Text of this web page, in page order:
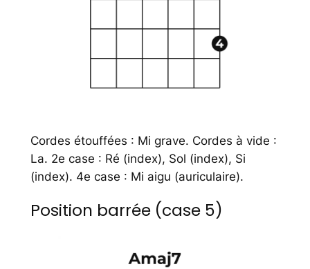
Cordes étouffées : Mi grave. Cordes à vide :
La. 2e case : Ré (index), Sol (index), Si
(index). 4e case : Mi aigu (auriculaire).
Position barrée (case 5)